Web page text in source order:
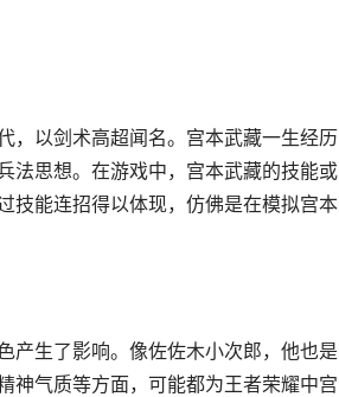
，以剑术高超闻名。宫本武藏一生经历
法思想。在游戏中，宫本武藏的技能或
技能连招得以体现，仿佛是在模拟宫本
产生了影响。像佐佐木小次郎，他也是
神气质等方面，可能都为王者荣耀中宫